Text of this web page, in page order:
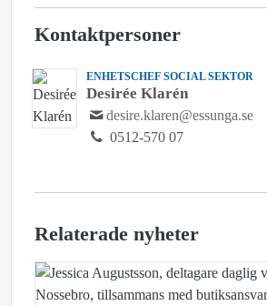
Kontaktpersoner
ENHETSCHEF SOCIAL SEKTOR
Desirée Klarén
desire.klaren@essunga.se
0512-570 07
Relaterade nyheter